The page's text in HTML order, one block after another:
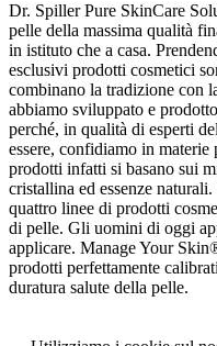
Dr. Spiller Pure SkinCare
pelle della massima qualità
in istituto che a casa.
esclusivi prodotti cosmetici
combinano la tradizione con
abbiamo sviluppato e
perché, in qualità di esperti
essere, confidiamo in
prodotti infatti si basano sui
cristallina ed essenze
quattro linee di prodotti
di pelle. Gli uomini di oggi
applicare. Manage Your
prodotti perfettamente
duratura salute della pelle.